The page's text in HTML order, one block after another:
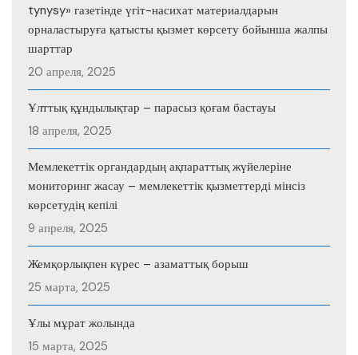
tynysy» газетінде үгіт-насихат материалдарын
орналастыруға қатысты қызмет көрсету бойынша жалпы
шарттар
20 апреля, 2025
Ұлттық құндылықтар – парасыз қоғам бастауы
18 апреля, 2025
Мемлекеттік органдардың ақпараттық жүйелеріне
мониторинг жасау – мемлекеттік қызметтерді мінсіз
көрсетудің кепілі
9 апреля, 2025
Жемқорлықпен күрес – азаматтық борыш
25 марта, 2025
Ұлы мұрат жолында
15 марта, 2025